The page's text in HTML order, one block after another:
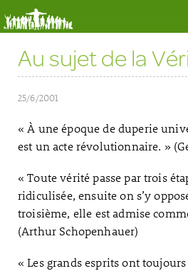
Au sujet de la
25/6/2001
« À une époque de duperie
est un acte révolutionnaire. »
« Toute vérité passe par trois
ridiculisée, ensuite on s’y
troisième, elle est admise
(Arthur Schopenhauer)
« Les grands esprits ont